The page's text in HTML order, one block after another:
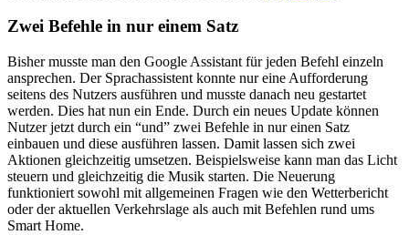
Zwei Befehle in nur einem Satz
Bisher musste man den Google Assistant für jeden Befehl einzeln
ansprechen. Der Sprachassistent konnte nur eine Aufforderung
seitens des Nutzers ausführen und musste danach neu gestartet
werden. Dies hat nun ein Ende. Durch ein neues Update können
Nutzer jetzt durch ein “und” zwei Befehle in nur einen Satz
einbauen und diese ausführen lassen. Damit lassen sich zwei
Aktionen gleichzeitig umsetzen. Beispielsweise kann man das Licht
steuern und gleichzeitig die Musik starten. Die Neuerung
funktioniert sowohl mit allgemeinen Fragen wie den Wetterbericht
oder der aktuellen Verkehrslage als auch mit Befehlen rund ums
Smart Home.